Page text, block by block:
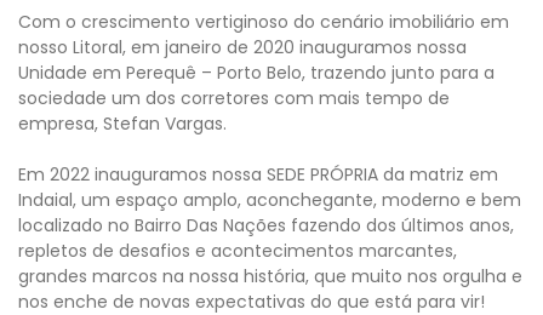
Com o crescimento vertiginoso do cenário imobiliário em
nosso Litoral, em janeiro de 2020 inauguramos nossa
Unidade em Perequê – Porto Belo, trazendo junto para a
sociedade um dos corretores com mais tempo de
empresa, Stefan Vargas.
Em 2022 inauguramos nossa SEDE PRÓPRIA da matriz em
Indaial, um espaço amplo, aconchegante, moderno e bem
localizado no Bairro Das Nações fazendo dos últimos anos,
repletos de desafios e acontecimentos marcantes,
grandes marcos na nossa história, que muito nos orgulha e
nos enche de novas expectativas do que está para vir!